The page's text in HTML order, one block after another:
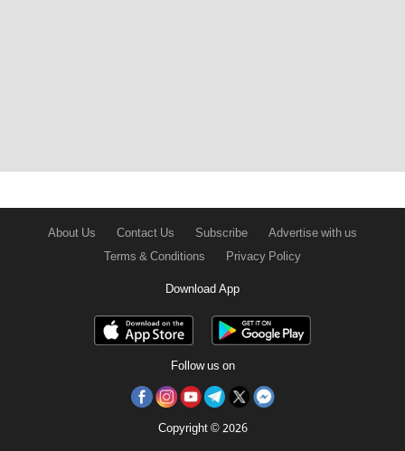
About Us Contact Us Subscribe
Advertise with us
Terms & Conditions
Privacy Policy
Download App
Follow us on
Copyright © 2026